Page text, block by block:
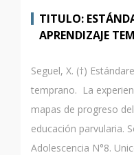
TITULO:
APRENDIZAJE
Seguel, X. (†)
temprano. La
mapas de progreso
educación parvularia.
Adolescencia N°8.